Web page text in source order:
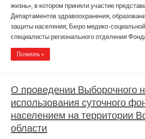
жизнь», в котором приняли участие
Департаментов здравоохранения,
защиты населения, Бюро медико-
специалисты регионального отделения
Почитать »
О проведении Выборочного
использования суточного
населением на территории
области